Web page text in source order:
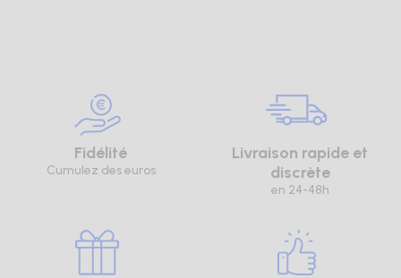
Fidélité
Cumulez des euros
Livraison rapide et
discrète
en 24-48h